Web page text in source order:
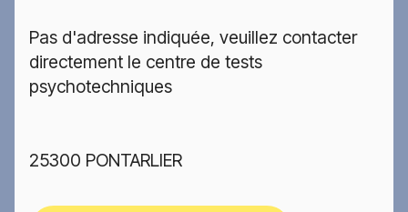
Pas d'adresse indiquée, veuillez contacter
directement le centre de tests
psychotechniques
25300 PONTARLIER